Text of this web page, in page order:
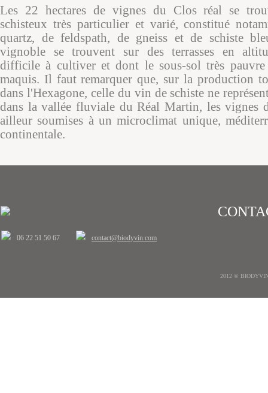
Les 22 hectares de vignes du Clos réal se
schisteux très particulier et varié, constitué
quartz, de feldspath, de gneiss et de schiste
vignoble se trouvent sur des terrasses en
difficile à cultiver et dont le sous-sol très pauvre
maquis. Il faut remarquer que, sur la production
dans l'Hexagone, celle du vin de schiste ne
dans la vallée fluviale du Réal Martin, les vignes
ailleur soumises à un microclimat unique,
continentale.
06 22 51 50 67 contact@biodyvin.com
2012 ©